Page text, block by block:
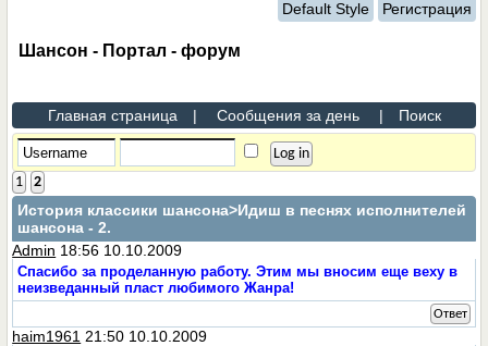
Default Style Регистрация
Шансон - Портал - форум
Главная страница | Сообщения за день | Поиск
1 2
История классики шансона>Идиш в песнях исполнителей
шансона - 2.
Admin 18:56 10.10.2009
Спасибо за проделанную работу. Этим мы вносим еще веху в
неизведанный пласт любимого Жанра!
Ответ
haim1961 21:50 10.10.2009